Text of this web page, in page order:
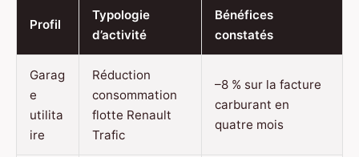
Profil
Typologie
d’activité
Bénéfices
constatés
Garag
e
utilita
ire
Réduction
consommation
flotte Renault
Trafic
–8 % sur la facture
carburant en
quatre mois